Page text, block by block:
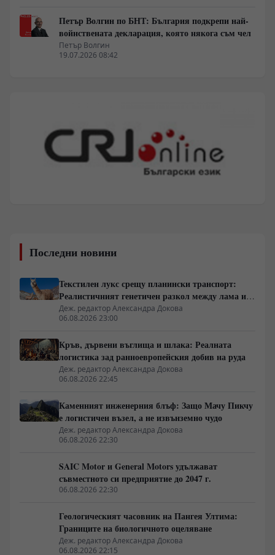
Петър Волгин по БНТ: България подкрепи най-
войнствената декларация, която някога съм чел
Петър Волгин
19.07.2026 08:42
Последни новини
Текстилен лукс срещу планински транспорт:
Реалистичният генетичен разкол между лама и
алпака
Деж. редактор Александра Докова
06.08.2026 23:00
Кръв, дървени въглища и шлака: Реалната
логистика зад ранноевропейския добив на руда
Деж. редактор Александра Докова
06.08.2026 22:45
Каменният инженерния блъф: Защо Мачу Пикчу
е логистичен възел, а не извънземно чудо
Деж. редактор Александра Докова
06.08.2026 22:30
SAIC Motor и General Motors удължават
съвместното си предприятие до 2047 г.
06.08.2026 22:30
Геологическият часовник на Пангея Ултима:
Границите на биологичното оцеляване
Деж. редактор Александра Докова
06.08.2026 22:15